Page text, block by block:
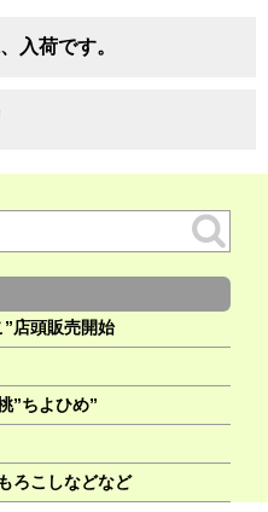
入荷です。
”店頭販売開始
”ちよひめ”
ろこしなどなど